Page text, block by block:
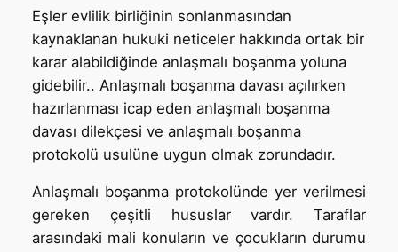
Eşler evlilik birliğinin sonlanmasından
kaynaklanan hukuki neticeler hakkında ortak bir
karar alabildiğinde anlaşmalı boşanma yoluna
gidebilir.. Anlaşmalı boşanma davası açılırken
hazırlanması icap eden anlaşmalı boşanma
davası dilekçesi ve anlaşmalı boşanma
protokolü usulüne uygun olmak zorundadır.
Anlaşmalı boşanma protokolünde yer verilmesi
gereken çeşitli hususlar vardır. Taraflar
arasındaki mali konuların ve çocukların durumu